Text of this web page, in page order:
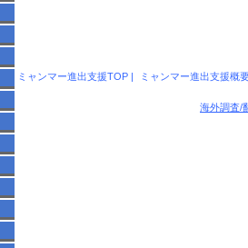
ミャンマー進出支援TOP| ミャンマー進出支援概
海外調査/